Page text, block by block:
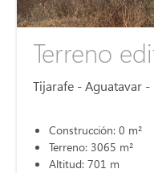
Terreno
Tijarafe - Aguatavar -
Construcción: 0 m²
Terreno: 3065 m²
Altitud: 701 m